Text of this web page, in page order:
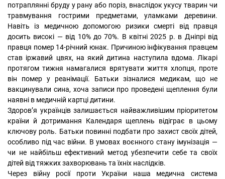
потраплянні бруду у рану або поріз, внаслідок укусу тварин чи
травмування гострими предметами, уламками деревини.
Навіть із медичною допомогою ризики смерті від правця
досить високі — від 10% до 70%. В квітні 2025 р. в Дніпрі від
правця помер 14-річний юнак. Причиною інфікування правцем
став іржавий цвях, на який дитина наступила вдома. Лікарі
протягом тижня намагалися врятувати життя хлопця, проте
він помер у реанімації. Батьки зізналися медикам, що не
вакцинували сина, хоча записи про проведені щеплення були
наявні в медичній картці дитини.
Здоров’я українців залишається найважливішим пріоритетом
країни й дотримання Календаря щеплень відіграє в цьому
ключову роль. Батьки повинні подбати про захист своїх дітей,
особливо під час війни. В умовах воєнного стану імунізація —
чи не найбільш ефективний метод убезпечити себе та своїх
дітей від тяжких захворювань та їхніх наслідків.
Через війну росії проти України наша медична система